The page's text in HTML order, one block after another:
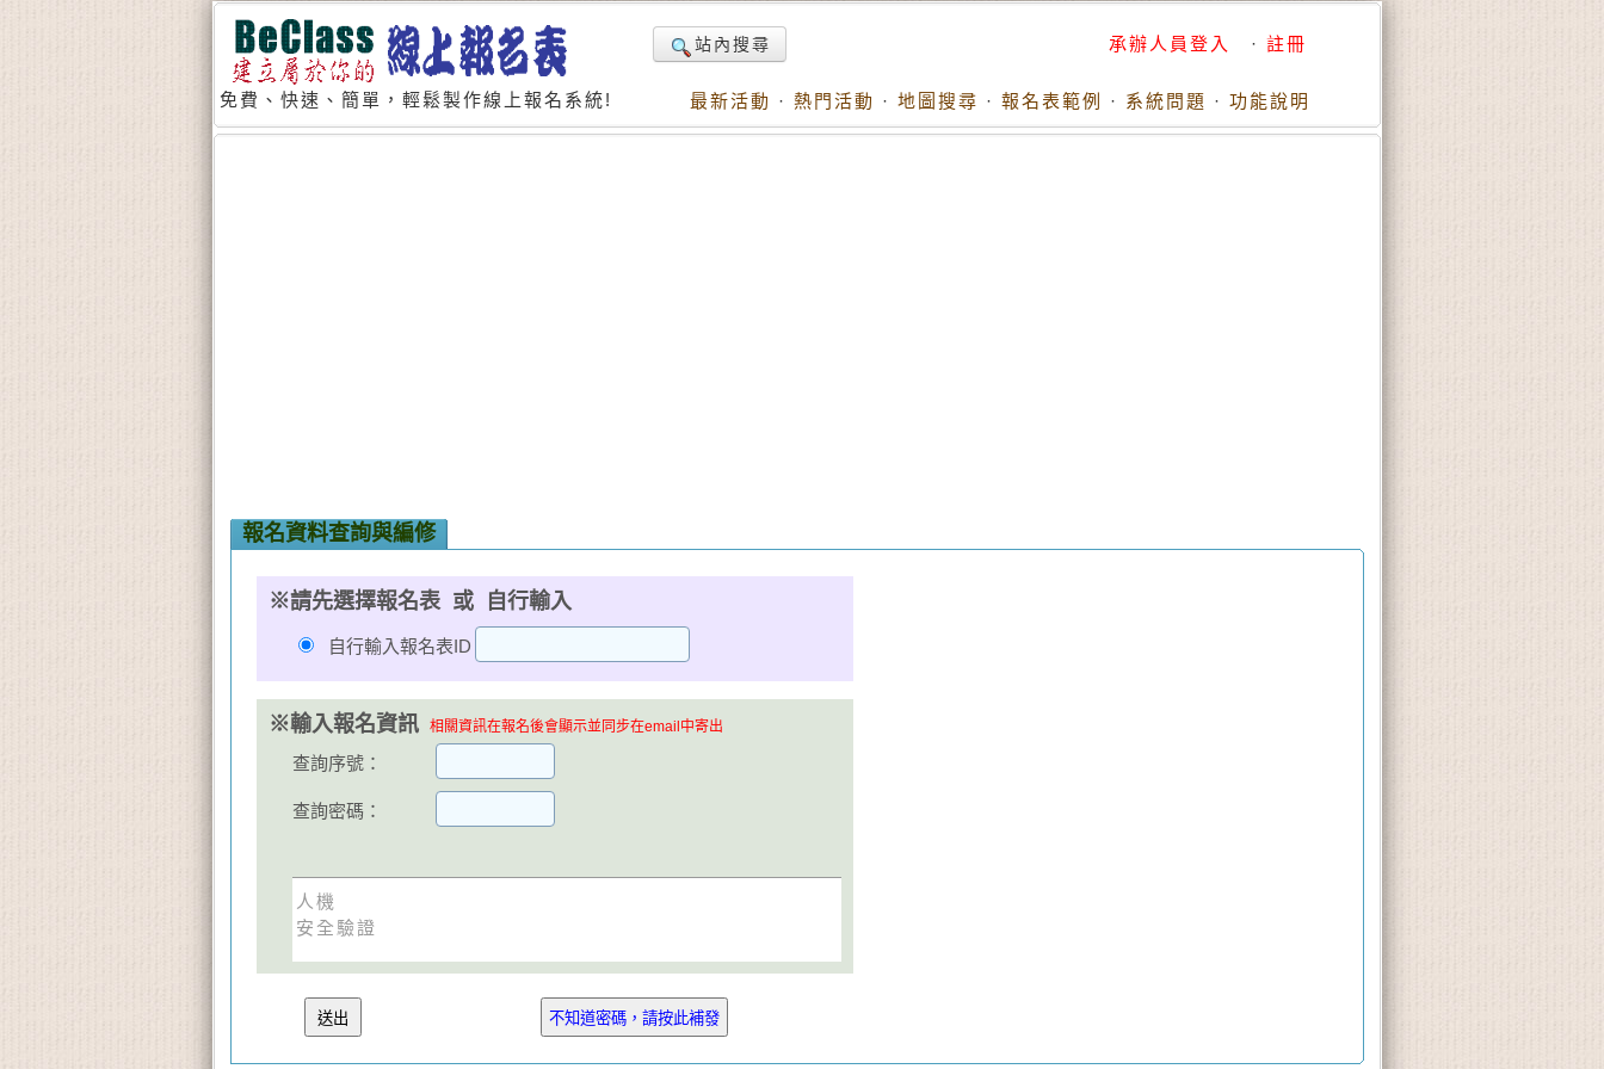
免費、快速、簡單，輕鬆製作線上報名系統!
站內搜尋 承辦人員登入 · 註冊
最新活動 · 熱門活動 · 地圖搜尋 · 報名表範例 · 系統問題 · 功能說明
報名資料查詢與編修
※請先選擇報名表 或 自行輸入
自行輸入報名表ID
※輸入報名資訊 相關資訊在報名後會顯示並同步在email中寄出
查詢序號：
查詢密碼：
人機
安全驗證